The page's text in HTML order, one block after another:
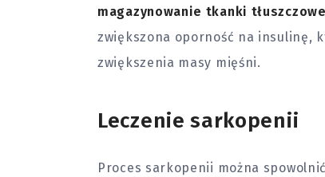
magazynowanie tkanki
zwiększona oporność na insulinę,
zwiększenia masy mięśni.
Leczenie sarkopenii
Proces sarkopenii można